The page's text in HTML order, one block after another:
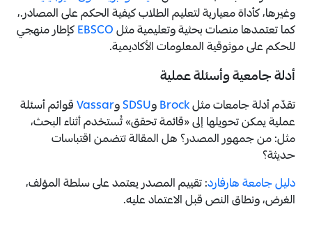
وغيرها، كأداة معيارية لتعليم الطلاب كيفية الحكم على المصادر.،
كما تعتمدها منصات بحثية وتعليمية مثلEBSCOكإطار منهجي
للحكم على موثوقية المعلومات الأكاديمية.
أدلة جامعية وأسئلة عملية
تقدّم أدلة جامعات مثلBrockوSDSUوVassarقوائم أسئلة
عملية يمكن تحويلها إلى «قائمة تحقق» تُستخدم أثناء البحث،
مثل: من جمهور المصدر؟ هل المقالة تتضمن اقتباسات
حديثة؟
دليل جامعة هارفارد: تقييم المصدر يعتمد على سلطة المؤلف،
الغرض، ونطاق النص قبل الاعتماد عليه.